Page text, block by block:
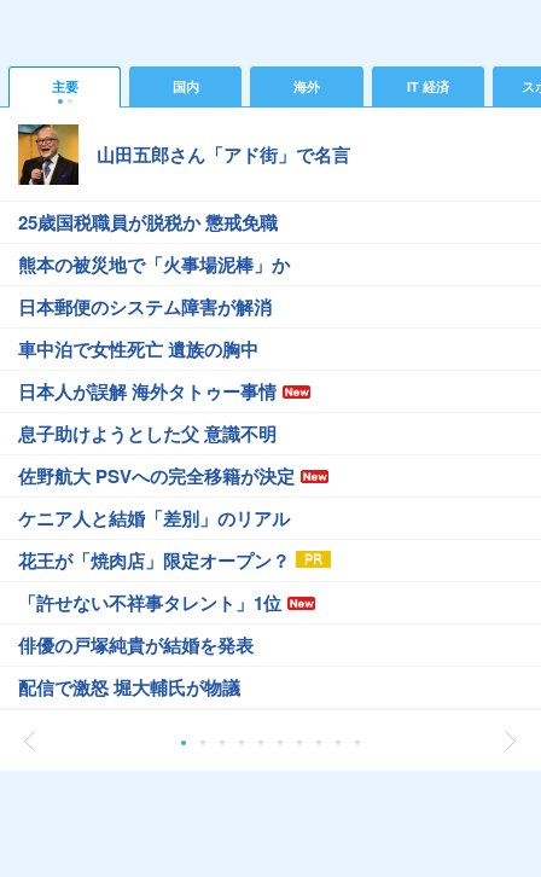
主要 国内 海外 IT 経済 ス
山田五郎さん「アド街」で名言
25歳国税職員が脱税か 懲戒免職
熊本の被災地で「火事場泥棒」か
日本郵便のシステム障害が解消
車中泊で女性死亡 遺族の胸中
日本人が誤解 海外タトゥー事情
息子助けようとした父 意識不明
佐野航大 PSVへの完全移籍が決定
ケニア人と結婚「差別」のリアル
花王が「焼肉店」限定オープン？
「許せない不祥事タレント」1位
俳優の戸塚純貴が結婚を発表
配信で激怒 堀大輔氏が物議